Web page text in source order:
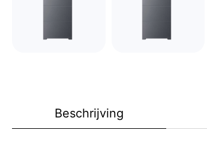
Beschrijving